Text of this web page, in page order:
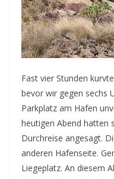
Fast vier Stunden
bevor wir gegen sechs
Parkplatz am Hafen
heutigen Abend hatten
Durchreise angesagt.
anderen Hafenseite.
Liegeplatz. An diesem